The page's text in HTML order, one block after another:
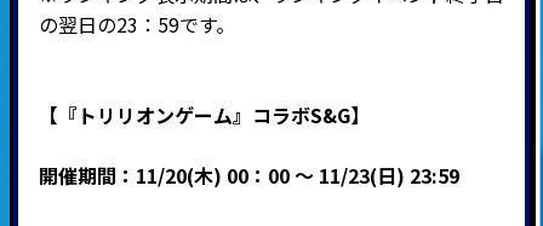
の翌日の23：59です。
【『トリリオンゲーム』コラボS&G】
開催期間：11/20(木) 00：00 ～ 11/23(日) 23:59